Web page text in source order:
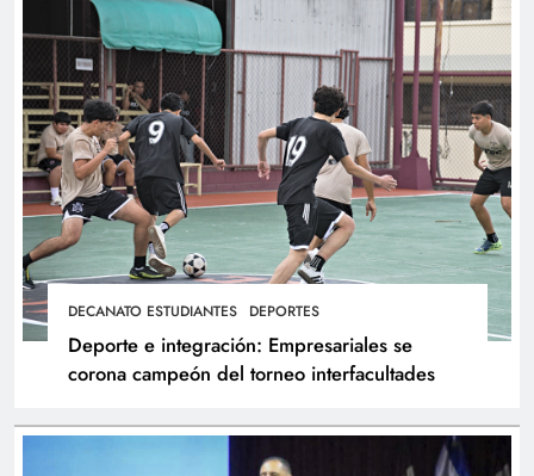
DECANATO ESTUDIANTES DEPORTES
Deporte e integración: Empresariales se
corona campeón del torneo interfacultades